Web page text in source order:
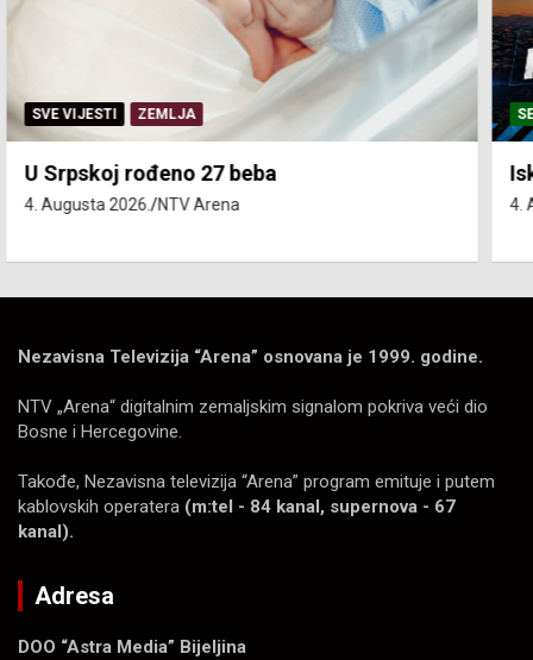
SERVISNE INFORMACIJE
Isključenja vode – utorak 4. avgust
4. Augusta 2026. NTV Arena
Nezavisna Televizija “Arena” osnovana je 1999. godine.
NTV „Arena“ digitalnim zemaljskim signalom pokriva veći dio
Bosne i Hercegovine.
Takođe, Nezavisna televizija “Arena” program emituje i putem
kablovskih operatera (m:tel - 84 kanal, supernova - 67
kanal).
Adresa
DOO “Astra Media” Bijeljina